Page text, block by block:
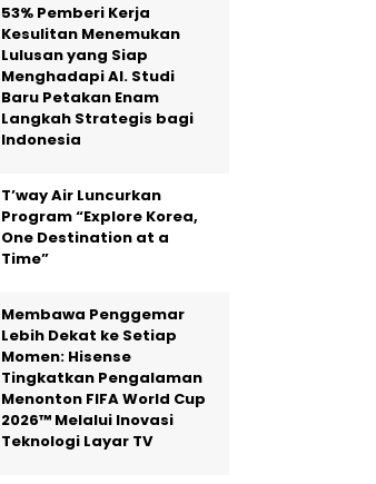
53% Pemberi Kerja
Kesulitan Menemukan
Lulusan yang Siap
Menghadapi AI. Studi
Baru Petakan Enam
Langkah Strategis bagi
Indonesia
T’way Air Luncurkan
Program “Explore Korea,
One Destination at a
Time”
Membawa Penggemar
Lebih Dekat ke Setiap
Momen: Hisense
Tingkatkan Pengalaman
Menonton FIFA World Cup
2026™ Melalui Inovasi
Teknologi Layar TV